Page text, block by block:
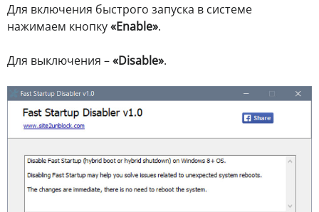
Для включения быстрого запуска в системе
нажимаем кнопку«Enable».
Для выключения –«Disable».